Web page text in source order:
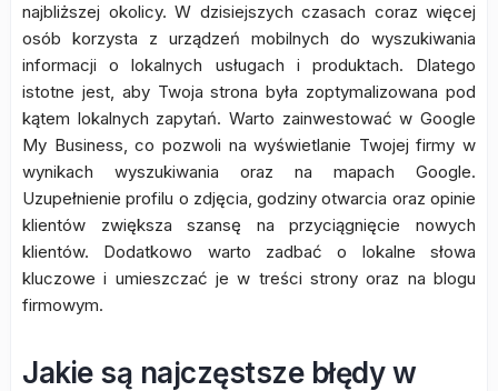
najbliższej okolicy. W dzisiejszych czasach coraz więcej
osób korzysta z urządzeń mobilnych do wyszukiwania
informacji o lokalnych usługach i produktach. Dlatego
istotne jest, aby Twoja strona była zoptymalizowana pod
kątem lokalnych zapytań. Warto zainwestować w Google
My Business, co pozwoli na wyświetlanie Twojej firmy w
wynikach wyszukiwania oraz na mapach Google.
Uzupełnienie profilu o zdjęcia, godziny otwarcia oraz opinie
klientów zwiększa szansę na przyciągnięcie nowych
klientów. Dodatkowo warto zadbać o lokalne słowa
kluczowe i umieszczać je w treści strony oraz na blogu
firmowym.
Jakie są najczęstsze błędy w